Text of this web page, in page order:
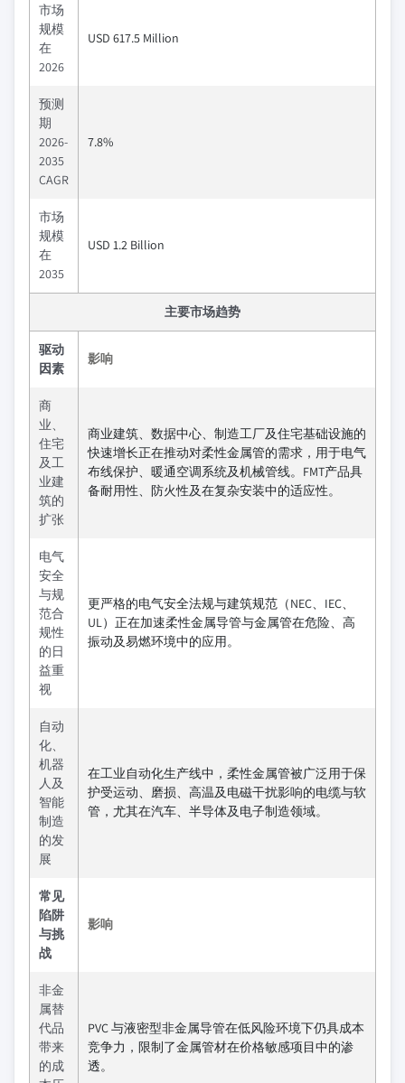
市场
规模
在
2026
USD 617.5 Million
预测
期
2026-
2035
CAGR
7.8%
市场
规模
在
2035
USD 1.2 Billion
主要市场趋势
驱动
因素
影响
商
业、
住宅
及工
业建
筑的
扩张
商业建筑、数据中心、制造工厂及住宅基础设施的
快速增长正在推动对柔性金属管的需求，用于电气
布线保护、暖通空调系统及机械管线。FMT产品具
备耐用性、防火性及在复杂安装中的适应性。
电气
安全
与规
范合
规性
的日
益重
视
更严格的电气安全法规与建筑规范（NEC、IEC、
UL）正在加速柔性金属导管与金属管在危险、高
振动及易燃环境中的应用。
自动
化、
机器
人及
智能
制造
的发
展
在工业自动化生产线中，柔性金属管被广泛用于保
护受运动、磨损、高温及电磁干扰影响的电缆与软
管，尤其在汽车、半导体及电子制造领域。
常见
陷阱
与挑
战
影响
非金
属替
代品
带来
的成
PVC 与液密型非金属导管在低风险环境下仍具成本
竞争力，限制了金属管材在价格敏感项目中的渗
透。